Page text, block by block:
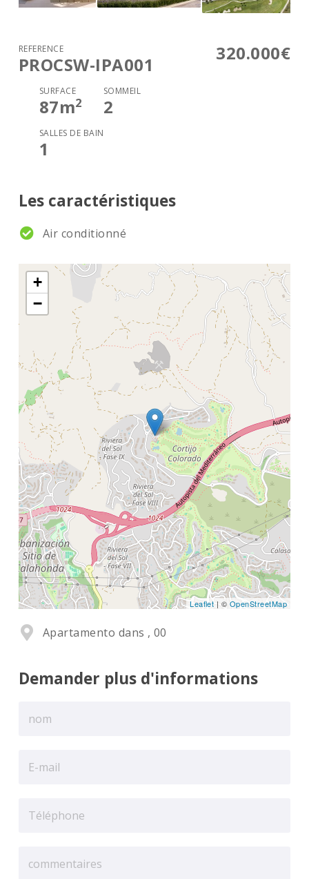
320.000€
RÉFÉRENCE
PROCSW-IPA001
SURFACE
87m2
SOMMEIL
2
SALLES DE BAIN
1
Les caractéristiques
Air conditionné
+
−
Leaflet | © OpenStreetMap
Apartamento dans , 00
Demander plus d'informations